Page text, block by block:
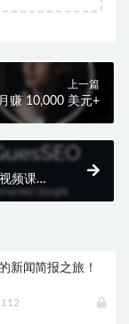
上一篇
赚 10,000 美元+
频课
新闻简报之旅！
112